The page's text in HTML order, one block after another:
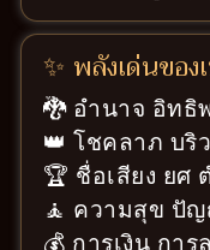
✨ พลังเด่นของ
🐉 อำนาจ อิทธิ
👑 โชคลาภ บริ
🏆 ชื่อเสียง ยศ
🧘 ความสุข ปั
💰 การเงิน กา